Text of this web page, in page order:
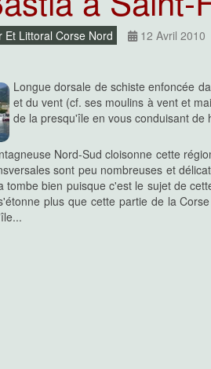
Les Agriate sont une région
sauvages. Le "désert" des Agriate
les cours d'eaux et marais qui
de troupeaux...
à Calvi (Balagne)
Cette partie de la côte
la Balagne ne peut en
sauvage et constitue l'un
: elle est continuellement longée par la
partiellement longée par le train (U
décrite ci-dessous que succinctement
Et Littoral Corse Nord 12 Avril 2010
Longue dorsale de schiste enfoncée
et du vent (cf. ses moulins à vent et
de la presqu'île en vous conduisant
Nord-Sud cloisonne cette
sont peu nombreuses et
tombe bien puisque c'est le sujet de
plus que cette partie de la